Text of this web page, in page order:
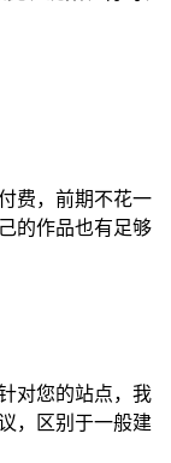
费，前期不花一
的作品也有足够
对您的站点，我
，区别于一般建